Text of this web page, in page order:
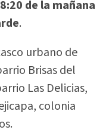
8:20 de la mañana
.
urbano de
Brisas del
Las Delicias,
colonia